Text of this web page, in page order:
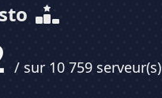
/ sur 10 759 serveur(s)